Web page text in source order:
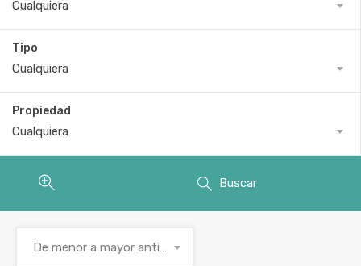
Cualquiera
Tipo
Cualquiera
Propiedad
Cualquiera
Buscar
De menor a mayor antigüedad